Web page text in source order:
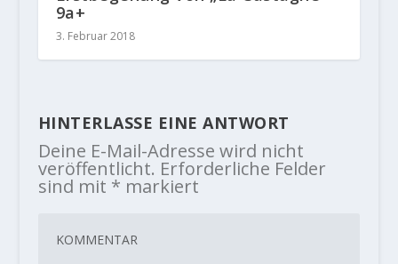
9a+
3. Februar 2018
HINTERLASSE EINE ANTWORT
Deine E-Mail-Adresse wird nicht
veröffentlicht. Erforderliche Felder
sind mit * markiert